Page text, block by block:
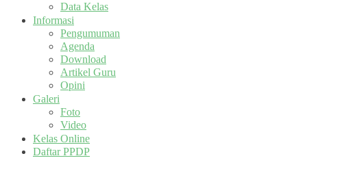
Data Kelas
Informasi
Pengumuman
Agenda
Download
Artikel Guru
Opini
Galeri
Foto
Video
Kelas Online
Daftar PPDP